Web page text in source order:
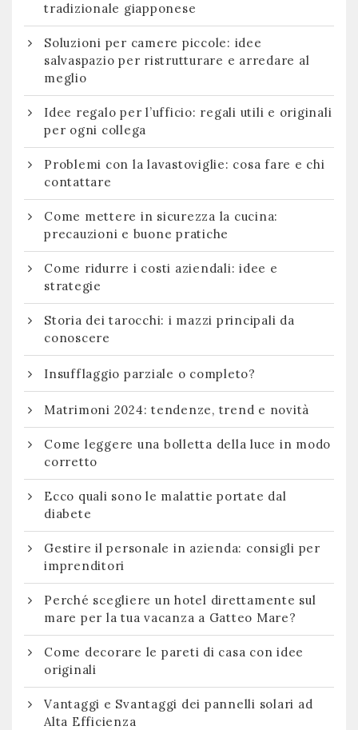
tradizionale giapponese
Soluzioni per camere piccole: idee
salvaspazio per ristrutturare e arredare al
meglio
Idee regalo per l’ufficio: regali utili e originali
per ogni collega
Problemi con la lavastoviglie: cosa fare e chi
contattare
Come mettere in sicurezza la cucina:
precauzioni e buone pratiche
Come ridurre i costi aziendali: idee e
strategie
Storia dei tarocchi: i mazzi principali da
conoscere
Insufflaggio parziale o completo?
Matrimoni 2024: tendenze, trend e novità
Come leggere una bolletta della luce in modo
corretto
Ecco quali sono le malattie portate dal
diabete
Gestire il personale in azienda: consigli per
imprenditori
Perché scegliere un hotel direttamente sul
mare per la tua vacanza a Gatteo Mare?
Come decorare le pareti di casa con idee
originali
Vantaggi e Svantaggi dei pannelli solari ad
Alta Efficienza